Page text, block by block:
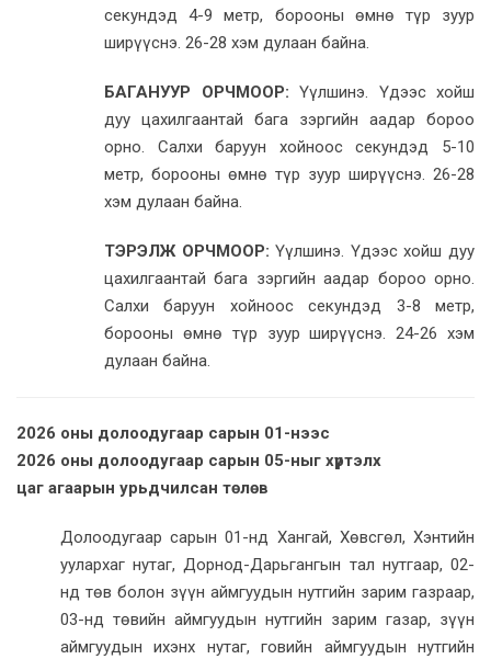
секундэд 4-9 метр, борооны өмнө түр зуур
ширүүснэ. 26-28 хэм дулаан байна.
БАГАНУУР ОРЧМООР: Үүлшинэ. Үдээс хойш
дуу цахилгаантай бага зэргийн аадар бороо
орно. Салхи баруун хойноос секундэд 5-10
метр, борооны өмнө түр зуур ширүүснэ. 26-28
хэм дулаан байна.
ТЭРЭЛЖ ОРЧМООР: Үүлшинэ. Үдээс хойш дуу
цахилгаантай бага зэргийн аадар бороо орно.
Салхи баруун хойноос секундэд 3-8 метр,
борооны өмнө түр зуур ширүүснэ. 24-26 хэм
дулаан байна.
2026 оны долоодугаар сарын 01-нээс
2026 оны долоодугаар сарын 05-ныг хүртэлх
цаг агаарын урьдчилсан төлөв
Долоодугаар сарын 01-нд Хангай, Хөвсгөл, Хэнтийн
уулархаг нутаг, Дорнод-Дарьгангын тал нутгаар, 02-
нд төв болон зүүн аймгуудын нутгийн зарим газраар,
03-нд төвийн аймгуудын нутгийн зарим газар, зүүн
аймгуудын ихэнх нутаг, говийн аймгуудын нутгийн